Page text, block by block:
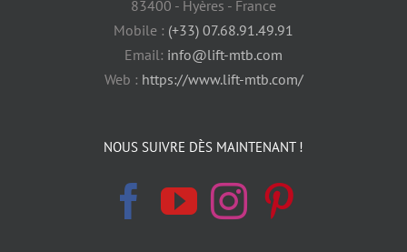
83400 - Hyères - France
Mobile : (+33) 07.68.91.49.91
Email: info@lift-mtb.com
Web : https://www.lift-mtb.com/
NOUS SUIVRE DÈS MAINTENANT !